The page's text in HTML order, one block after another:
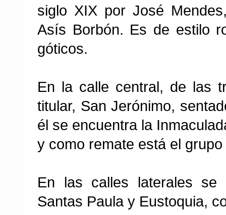
siglo XIX por José
Asís Borbón. Es de estilo
góticos.
En la calle central, de las
titular, San Jerónimo,
él se encuentra la
y como remate está el
En las calles laterales
Santas Paula y Eustoquia,